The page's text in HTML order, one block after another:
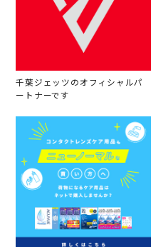
千葉ジェッツのオフィシャルパ
ートナーです